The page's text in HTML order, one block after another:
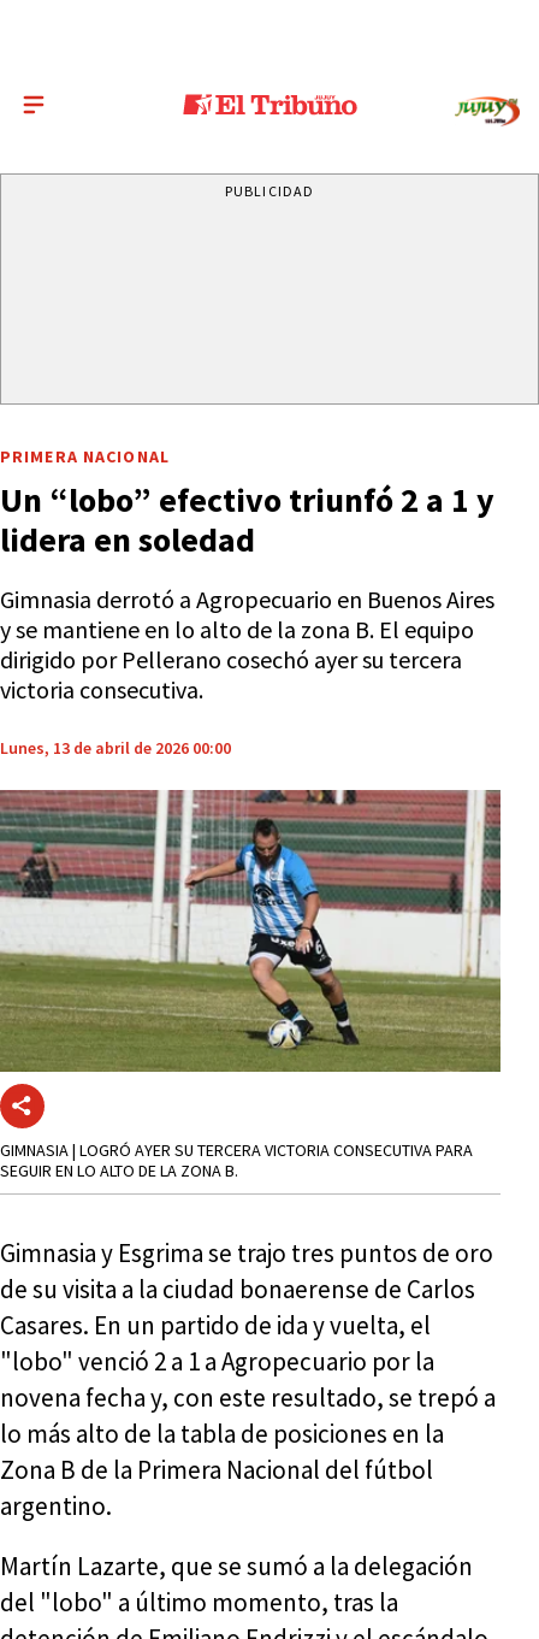
PUBLICIDAD
PRIMERA NACIONAL
Un “lobo” efectivo triunfó 2 a 1 y
lidera en soledad
Gimnasia derrotó a Agropecuario en Buenos Aires
y se mantiene en lo alto de la zona B. El equipo
dirigido por Pellerano cosechó ayer su tercera
victoria consecutiva.
Lunes, 13 de abril de 2026 00:00
GIMNASIA | LOGRÓ AYER SU TERCERA VICTORIA CONSECUTIVA PARA
SEGUIR EN LO ALTO DE LA ZONA B.
Gimnasia y Esgrima se trajo tres puntos de oro
de su visita a la ciudad bonaerense de Carlos
Casares. En un partido de ida y vuelta, el
"lobo" venció 2 a 1 a Agropecuario por la
novena fecha y, con este resultado, se trepó a
lo más alto de la tabla de posiciones en la
Zona B de la Primera Nacional del fútbol
argentino.
Martín Lazarte, que se sumó a la delegación
del "lobo" a último momento, tras la